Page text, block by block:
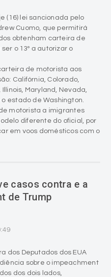
(16) lei sancionada pelo
Cuomo, que permitirá
obtenham carteira de
o 13º a autorizar o
de motorista aos
Califórnia, Colorado,
Maryland, Nevada,
estado de Washington.
motorista a imigrantes
diferente do oficial, por
em voos domésticos com o
casos contra e a
de Trump
dos Deputados dos EUA
sobre o impeachment
dos dois lados,